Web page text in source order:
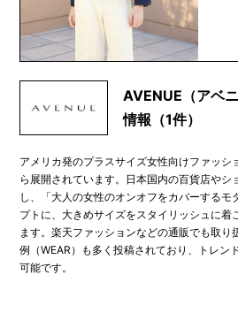
AVENUE（アベ
情報（1件）
アメリカ発のプラスサイズ女性向けファッ
ら展開されています。日本国内の百貨店やシ
し、「大人の女性のオンオフをカバーするモ
プトに、大きめサイズをスタイリッシュに着
ます。楽天ファッションなどの通販でも取り
例（WEAR）も多く投稿されており、トレン
可能です。